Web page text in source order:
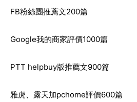
FB粉絲團推薦文200篇
Google我的商家評價1000篇
PTT helpbuy版推薦文900篇
雅虎、露天加pchome評價600篇